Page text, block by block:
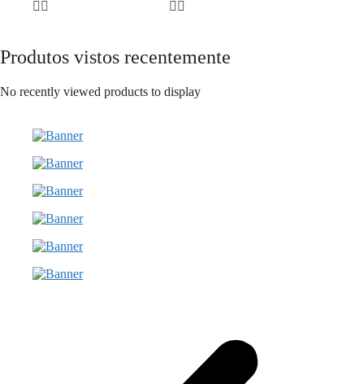
Produtos vistos recentemente
No recently viewed products to display